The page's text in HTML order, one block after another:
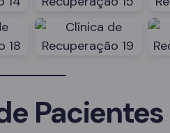
Pacientes